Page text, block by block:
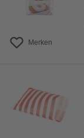
Merken